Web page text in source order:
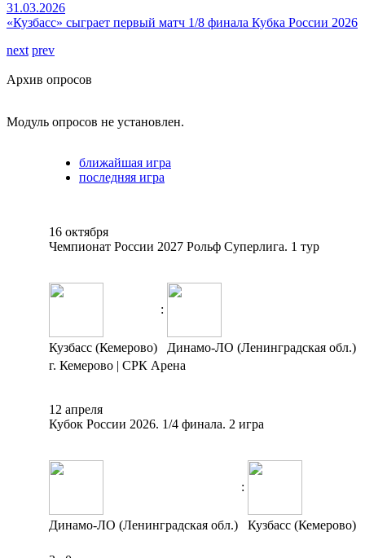
31.03.2026
«Кузбасс» сыграет первый матч 1/8 финала Кубка России 2026
next prev
Архив опросов
Модуль опросов не установлен.
ближайшая игра
последняя игра
16 октября
Чемпионат России 2027 Рольф Суперлига. 1 тур
:
Кузбасс (Кемерово)
Динамо-ЛО (Ленинградская обл.)
г. Кемерово | СРК Арена
12 апреля
Кубок России 2026. 1/4 финала. 2 игра
:
Динамо-ЛО (Ленинградская обл.) Кузбасс (Кемерово)